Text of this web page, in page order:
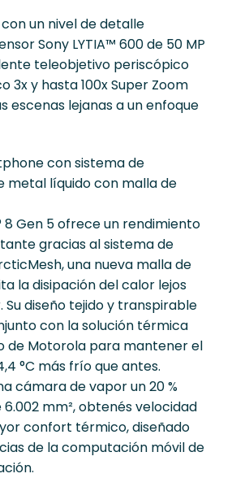
un nivel de detalle
Sony LYTIA™ 600 de 50 MP
teleobjetivo periscópico
3x y hasta 100x Super Zoom
escenas lejanas a un enfoque
con sistema de
metal líquido con malla de
8 Gen 5 ofrece un rendimiento
gracias al sistema de
una nueva malla de
la disipación del calor lejos
diseño tejido y transpirable
con la solución térmica
de Motorola para mantener el
°C más frío que antes.
cámara de vapor un 20 %
mm², obtenés velocidad
confort térmico, diseñado
de la computación móvil de